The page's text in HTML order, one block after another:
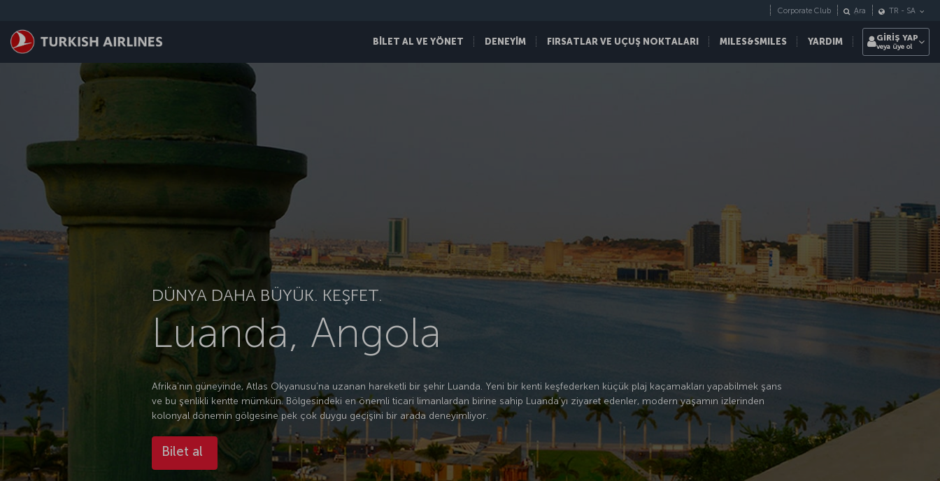
BİLET AL VE YÖNET DENEYİM FIRSATLAR VE UÇUŞ NOKTALARI MILES&SMILES YARDIM
Corporate Club Ara TR - SA
GİRİŞ YAP
veya üye ol
DÜNYA DAHA BÜYÜK. KEŞFET.
Luanda, Angola
Afrika’nın güneyinde, Atlas Okyanusu’na uzanan hareketli bir şehir Luanda. Yeni bir kenti keşfederken küçük plaj kaçamakları yapabilmek şans
ve bu şenlikli kentte mümkün. Bölgesindeki en önemli ticari limanlardan birine sahip Luanda’yı ziyaret edenler, modern yaşamın izlerinden
kolonyal dönemin gölgesine pek çok duygu geçişini bir arada deneyimliyor.
Bilet al